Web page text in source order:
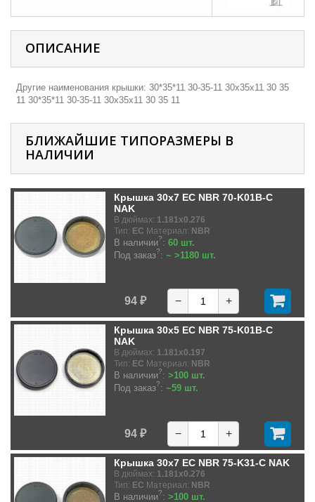
ОПИСАНИЕ
Другие наименования крышки: 30*35*11 30-35-11 30х35х11 30 35
11 30*35*11 30-35-11 30х35х11 30 35 11
БЛИЖАЙШИЕ ТИПОРАЗМЕРЫ В
НАЛИЧИИ
Крышка 30x7 EC NBR 70-K01B-C
NAK
В дюймах: 1.181x0.276
Тип: EC Материал: NBR
В наличии?: 60 шт.
Под заказ?: ~ >1180 шт.
94 ₽ − +
Крышка 30x5 EC NBR 75-K01B-C
NAK
В дюймах: 1.181x0.197
Тип: EC Материал: NBR
В наличии?: >100 шт.
Под заказ?: ~59 шт.
94 ₽ − +
Крышка 30x7 EC NBR 75-K31-C NAK
В дюймах: 1.181x0.276
Тип: EC Материал: NBR
В наличии?: >100 шт.